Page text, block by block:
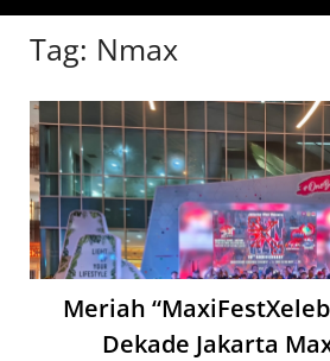
Tag: Nmax
Meriah
Dekade Jakarta